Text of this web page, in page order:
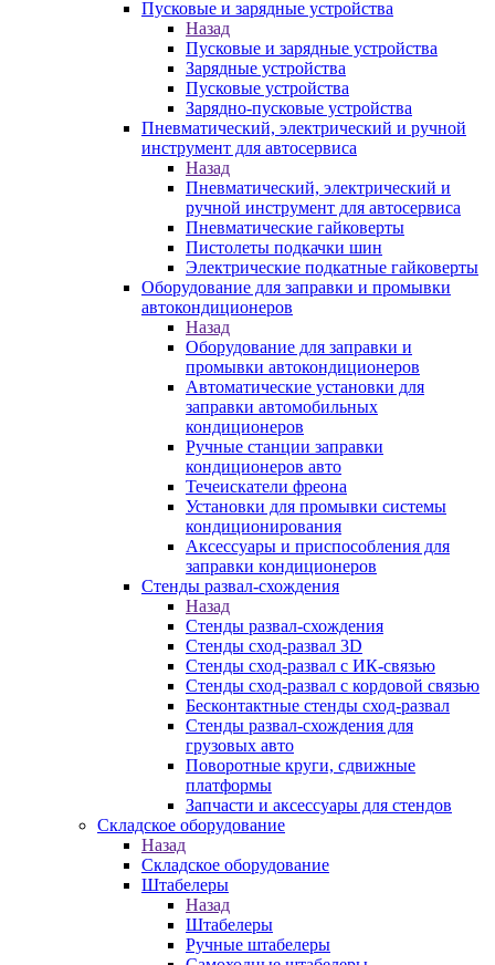
Пусковые и зарядные устройства
Назад
Пусковые и зарядные устройства
Зарядные устройства
Пусковые устройства
Зарядно-пусковые устройства
Пневматический, электрический и ручной
инструмент для автосервиса
Назад
Пневматический, электрический и
ручной инструмент для автосервиса
Пневматические гайковерты
Пистолеты подкачки шин
Электрические подкатные гайковерты
Оборудование для заправки и промывки
автокондиционеров
Назад
Оборудование для заправки и
промывки автокондиционеров
Автоматические установки для
заправки автомобильных
кондиционеров
Ручные станции заправки
кондиционеров авто
Течеискатели фреона
Установки для промывки системы
кондиционирования
Аксессуары и приспособления для
заправки кондиционеров
Стенды развал-схождения
Назад
Стенды развал-схождения
Стенды сход-развал 3D
Стенды сход-развал с ИК-связью
Стенды сход-развал с кордовой связью
Бесконтактные стенды сход-развал
Стенды развал-схождения для
грузовых авто
Поворотные круги, сдвижные
платформы
Запчасти и аксессуары для стендов
Складское оборудование
Назад
Складское оборудование
Штабелеры
Назад
Штабелеры
Ручные штабелеры